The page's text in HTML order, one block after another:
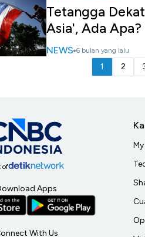
Tetangga
Asia', Ada Apa?
NEWS 6 bulan yang lalu
1 2
of
Apps
With Us